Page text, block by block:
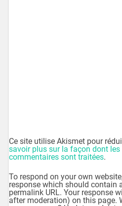
Ce site utilise Akismet pour
savoir plus sur la façon dont les
commentaires sont traitées.
To respond on your own
response which should contain
permalink URL. Your response
after moderation) on this page.